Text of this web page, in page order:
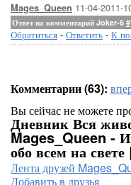
Mages_Queen 11-04-2011-
Ответ на комментарий Joker-6 #
Обратиться - Ответить - К
Комментарии (63):
Вы сейчас не можете
Дневник Вся
Mages_Queen -
обо всем на свете |
Лента друзей
Добавить в друзья